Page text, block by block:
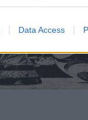
Data Access